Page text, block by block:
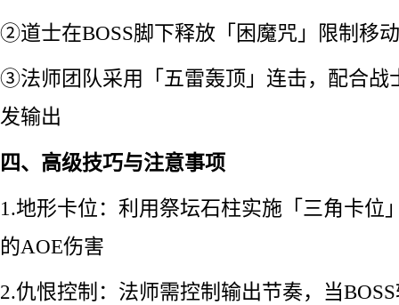
②道士在BOSS脚下释放「困魔咒」限制移
③法师团队采用「五雷轰顶」连击，配合战
发输出
四、高级技巧与注意事项
1.地形卡位：利用祭坛石柱实施「三角卡位
的AOE伤害
2.仇恨控制：法师需控制输出节奏，当